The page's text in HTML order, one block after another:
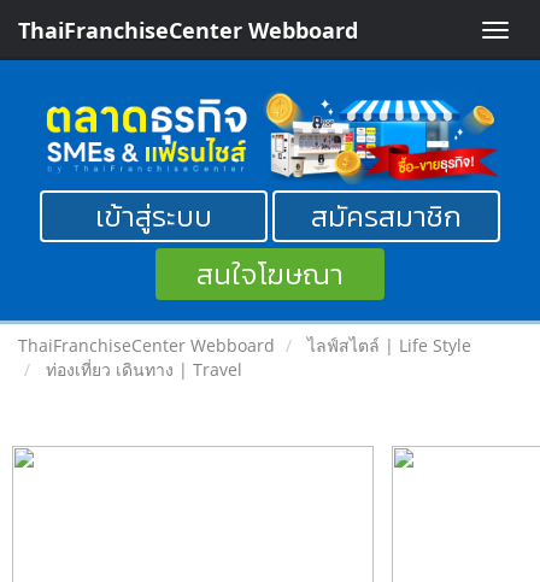
Toggle
ThaiFranchiseCenter Webboard
เข้าสู่ระบบ
สมัครสมาชิก
สนใจโฆษณา
ThaiFranchiseCenter Webboard
ไลฟ์สไตล์ | Life Style
ท่องเที่ยว เดินทาง | Travel